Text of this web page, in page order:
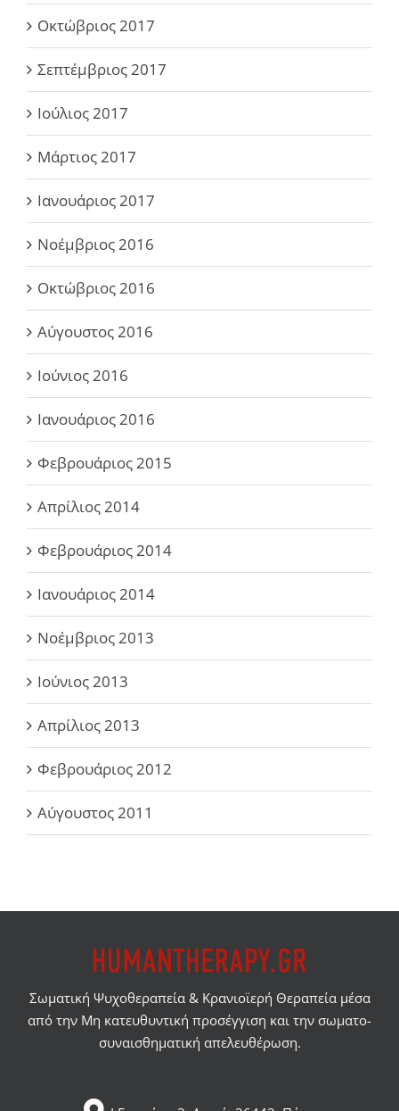
Οκτώβριος 2017
Σεπτέμβριος 2017
Ιούλιος 2017
Μάρτιος 2017
Ιανουάριος 2017
Νοέμβριος 2016
Οκτώβριος 2016
Αύγουστος 2016
Ιούνιος 2016
Ιανουάριος 2016
Φεβρουάριος 2015
Απρίλιος 2014
Φεβρουάριος 2014
Ιανουάριος 2014
Νοέμβριος 2013
Ιούνιος 2013
Απρίλιος 2013
Φεβρουάριος 2012
Αύγουστος 2011
Σωματική Ψυχοθεραπεία & Κρανιοϊερή Θεραπεία μέσα
από την Μη κατευθυντική προσέγγιση και την σωματο-
συναισθηματική απελευθέρωση.